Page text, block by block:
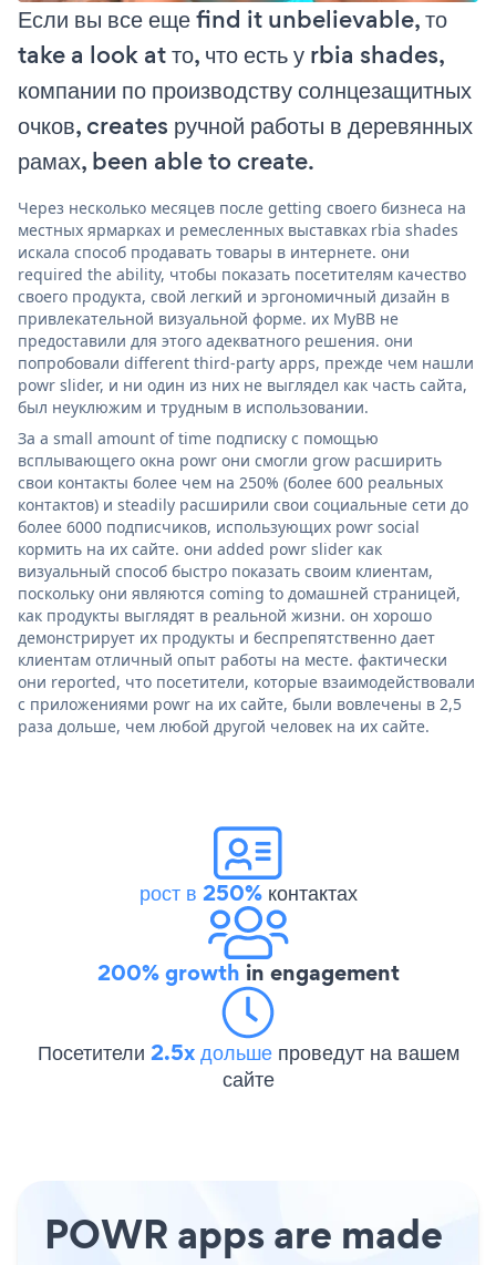
Если вы все еще find it unbelievable, то
take a look at то, что есть у rbia shades,
компании по производству солнцезащитных
очков, creates ручной работы в деревянных
рамах, been able to create.
Через несколько месяцев после getting своего бизнеса на
местных ярмарках и ремесленных выставках rbia shades
искала способ продавать товары в интернете. они
required the ability, чтобы показать посетителям качество
своего продукта, свой легкий и эргономичный дизайн в
привлекательной визуальной форме. их MyBB не
предоставили для этого адекватного решения. они
попробовали different third-party apps, прежде чем нашли
powr slider, и ни один из них не выглядел как часть сайта,
был неуклюжим и трудным в использовании.
За a small amount of time подписку с помощью
всплывающего окна powr они смогли grow расширить
свои контакты более чем на 250% (более 600 реальных
контактов) и steadily расширили свои социальные сети до
более 6000 подписчиков, использующих powr social
кормить на их сайте. они added powr slider как
визуальный способ быстро показать своим клиентам,
поскольку они являются coming to домашней страницей,
как продукты выглядят в реальной жизни. он хорошо
демонстрирует их продукты и беспрепятственно дает
клиентам отличный опыт работы на месте. фактически
они reported, что посетители, которые взаимодействовали
с приложениями powr на их сайте, были вовлечены в 2,5
раза дольше, чем любой другой человек на их сайте.
рост в 250%контактах
200% growth in engagement
Посетители 2.5x дольше проведут на вашем
сайте
POWR apps are made